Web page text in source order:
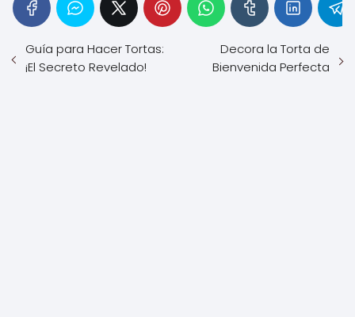
Guía para Hacer Tortas:
¡El Secreto Revelado!
Decora la Torta de
Bienvenida Perfecta